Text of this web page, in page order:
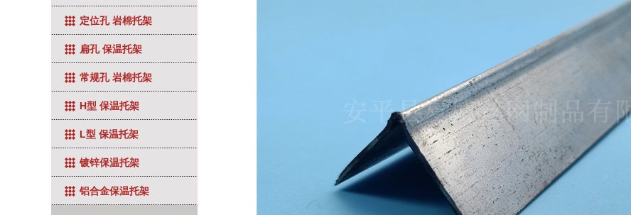
定位孔 岩棉托架
扁孔 保温托架
常规孔 岩棉托架
H型 保温托架
L型 保温托架
镀锌保温托架
铝合金保温托架